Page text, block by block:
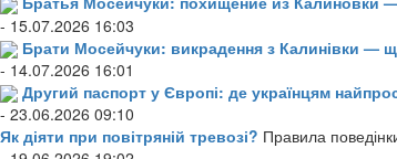
- 15.07.2026 16:03
Брати Мосейчуки: викрадення з Калинівки —
- 14.07.2026 16:01
Другий паспорт у Європі: де українцям
- 23.06.2026 09:10
Як діяти при повітряній тревозі? Правила